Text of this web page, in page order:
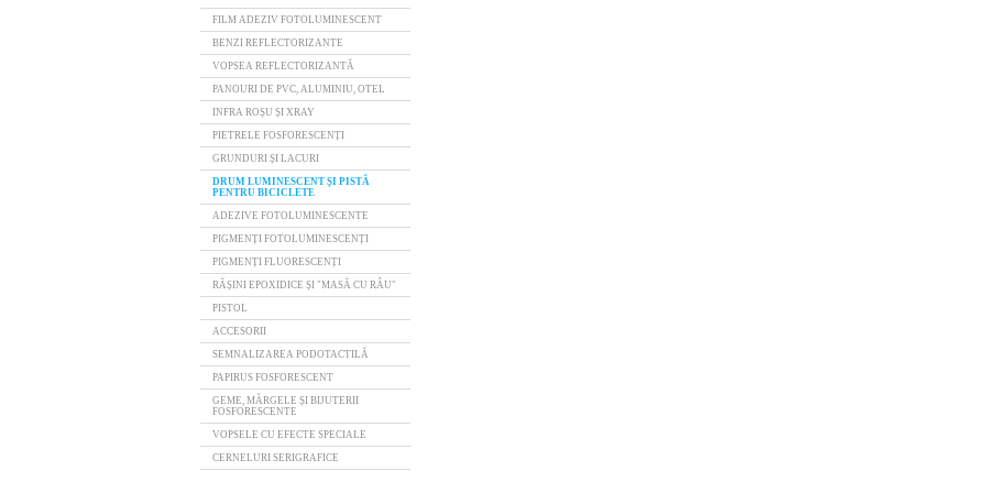
FILM ADEZIV FOTOLUMINESCENT
BENZI REFLECTORIZANTE
VOPSEA REFLECTORIZANTĂ
PANOURI DE PVC, ALUMINIU, OTEL
INFRA ROȘU ȘI XRAY
PIETRELE FOSFORESCENȚI
GRUNDURI ȘI LACURI
DRUM LUMINESCENT ȘI PISTĂ
PENTRU BICICLETE
ADEZIVE FOTOLUMINESCENTE
PIGMENȚI FOTOLUMINESCENȚI
PIGMENȚI FLUORESCENȚI
RĂȘINI EPOXIDICE ȘI "MASĂ CU RÂU"
PISTOL
ACCESORII
SEMNALIZAREA PODOTACTILĂ
PAPIRUS FOSFORESCENT
GEME, MĂRGELE ȘI BIJUTERII
FOSFORESCENTE
VOPSELE CU EFECTE SPECIALE
CERNELURI SERIGRAFICE